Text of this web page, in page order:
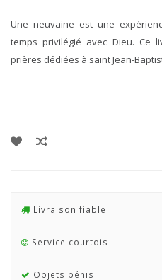
Une neuvaine est une
temps privilégié avec Dieu. Ce
prières dédiées à saint Jean-
Livraison fiable
Service courtois
Objets bénis